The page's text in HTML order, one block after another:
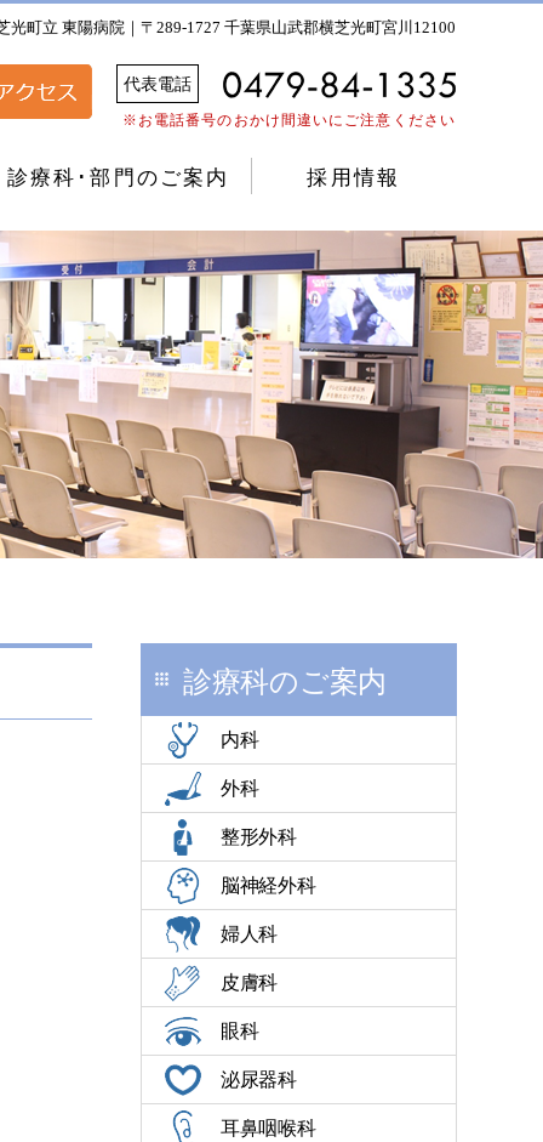
光町立 東陽病院｜〒289-1727 千葉県山武郡横芝光町宮川12100
代表電話
※お電話番号のおかけ間違いにご注意ください
診療科･部門のご案内 採用情報
診療科のご案内
内科
外科
整形外科
脳神経外科
婦人科
皮膚科
眼科
泌尿器科
耳鼻咽喉科